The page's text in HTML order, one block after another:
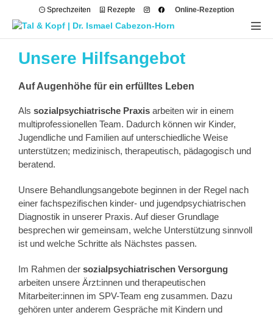
Sprechzeiten Rezepte Online-Rezeption
Unsere Hilfsangebot
Auf Augenhöhe für ein erfülltes Leben
Als sozialpsychiatrische Praxis arbeiten wir in einem
multiprofessionellen Team. Dadurch können wir Kinder,
Jugendliche und Familien auf unterschiedliche Weise
unterstützen; medizinisch, therapeutisch, pädagogisch und
beratend.
Unsere Behandlungsangebote beginnen in der Regel nach
einer fachspezifischen kinder- und jugendpsychiatrischen
Diagnostik in unserer Praxis. Auf dieser Grundlage
besprechen wir gemeinsam, welche Unterstützung sinnvoll
ist und welche Schritte als Nächstes passen.
Im Rahmen der sozialpsychiatrischen Versorgung
arbeiten unsere Ärzt:innen und therapeutischen
Mitarbeiter:innen im SPV-Team eng zusammen. Dazu
gehören unter anderem Gespräche mit Kindern und